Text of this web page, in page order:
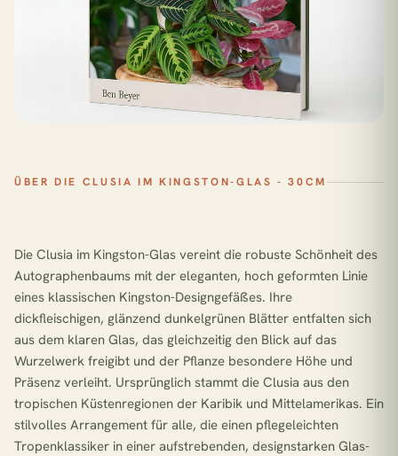
ÜBER DIE CLUSIA IM KINGSTON-GLAS - 30CM
Die Clusia im Kingston-Glas vereint die robuste Schönheit des
Autographenbaums mit der eleganten, hoch geformten Linie
eines klassischen Kingston-Designgefäßes. Ihre
dickfleischigen, glänzend dunkelgrünen Blätter entfalten sich
aus dem klaren Glas, das gleichzeitig den Blick auf das
Wurzelwerk freigibt und der Pflanze besondere Höhe und
Präsenz verleiht. Ursprünglich stammt die Clusia aus den
tropischen Küstenregionen der Karibik und Mittelamerikas. Ein
stilvolles Arrangement für alle, die einen pflegeleichten
Tropenklassiker in einer aufstrebenden, designstarken Glas-